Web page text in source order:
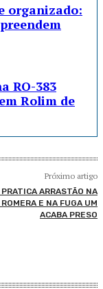
organizado:
RO-383
Rolim de
Próximo artigo
ARRASTÃO NA
E NA FUGA UM
ACABA PRESO